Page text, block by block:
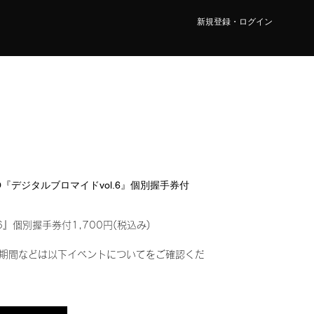
新規登録・ログイン
デジタルブロマイドvol.6』個別握手券付
』個別握手券付1,700円(税込み)
間などは以下イベントについてをご確認くだ